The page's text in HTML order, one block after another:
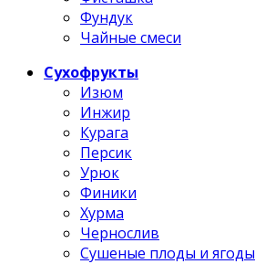
Фундук
Чайные смеси
Сухофрукты
Изюм
Инжир
Курага
Персик
Урюк
Финики
Хурма
Чернослив
Сушеные плоды и ягоды